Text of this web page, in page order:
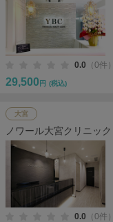
0.0 （0件）
29,500 円 (税込)
大宮
ノワール大宮クリニック
0.0 （0件）